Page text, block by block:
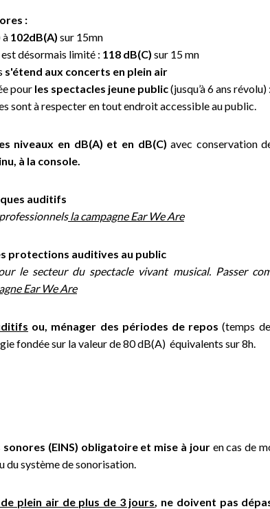
:
à 102dB(A) sur 15mn
désormais limité : 118 dB(C) sur 15 mn
s'étend aux concerts en plein air
pour les spectacles jeune public(jusqu’à 6 ans
sont à respecter en tout endroit accessible au public.
niveaux en dB(A) et en dB(C)avec conservation
à la console.
auditifs
la campagne Ear We Are
protections auditives au public
le secteur du spectacle vivant musical. Passer
Ear We Are
ou, ménager des périodes de repos (temps
fondée sur la valeur de 80 dB(A) équivalents sur 8h.
sonores (EINS) obligatoire et mise à jour en cas de
du système de sonorisation.
plein air de plus de 3 jours, ne doivent pas